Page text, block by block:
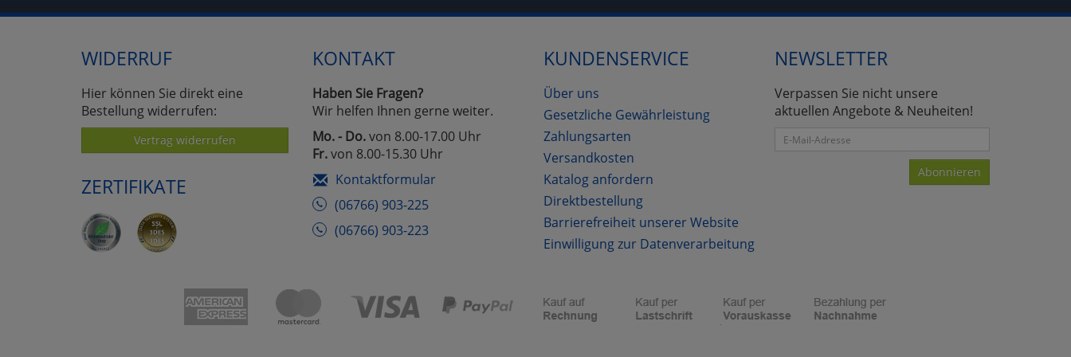
WIDERRUF
Hier können Sie direkt eine
Bestellung widerrufen:
Vertrag widerrufen
ZERTIFIKATE
KONTAKT
Haben Sie Fragen?
Wir helfen Ihnen gerne weiter.
Mo. - Do.von 8.00-17.00 Uhr
Fr.von 8.00-15.30 Uhr
Kontaktformular
(06766) 903-225
(06766) 903-223
KUNDENSERVICE
Über uns
Gesetzliche Gewährleistung
Zahlungsarten
Versandkosten
Katalog anfordern
Direktbestellung
Barrierefreiheit unserer Website
Einwilligung zur Datenverarbeitung
NEWSLETTER
Verpassen Sie nicht unsere
aktuellen Angebote & Neuheiten!
Abonnieren
Cookies
Alle Akzeptieren Cookies
Einstellungen speichern
zurückzu Haupptseite Zustimmung Datenverarbeitung (Seitenende)